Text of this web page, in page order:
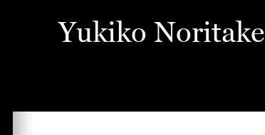
Yukiko Noritake